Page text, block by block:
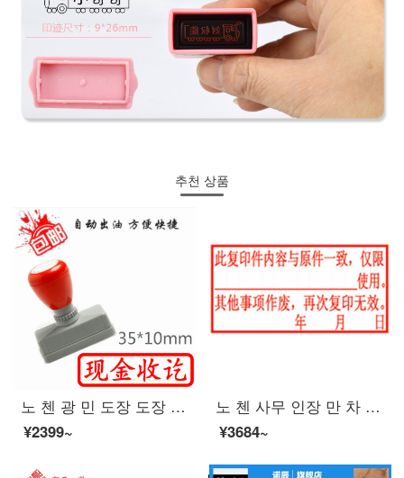
추천 상품
노 첸 광 민 도장 도장 광 민 통용 인장 회계과 도장 스프링 도장 재무 인장 자동 오 일 레 드 현금 수령 완료
¥2399~
노 첸 사무 인장 만 차 광 민 인장 재무 장 재무 용품 도장 자동 인쇄 양식 14
¥3684~